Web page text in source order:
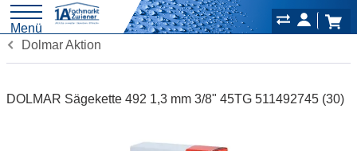
Menü
Dolmar Aktion
DOLMAR Sägekette 492 1,3 mm 3/8" 45TG 511492745 (30)